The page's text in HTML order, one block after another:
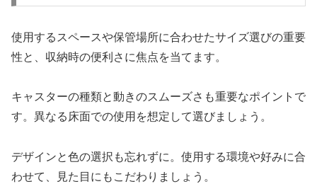
使用するスペースや保管場所に合わせたサイズ選びの重要
性と、収納時の便利さに焦点を当てます。
キャスターの種類と動きのスムーズさも重要なポイントで
す。異なる床面での使用を想定して選びましょう。
デザインと色の選択も忘れずに。使用する環境や好みに合
わせて、見た目にもこだわりましょう。